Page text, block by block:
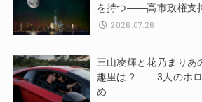
を持つ——高市政権支
2026.07.26
三山凌輝と花乃まりあ
趣里は？——3人のホロ
め